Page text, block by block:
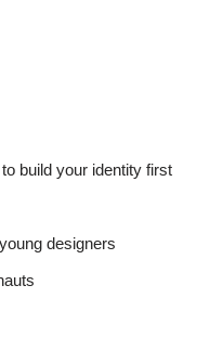
build your identity first
designers